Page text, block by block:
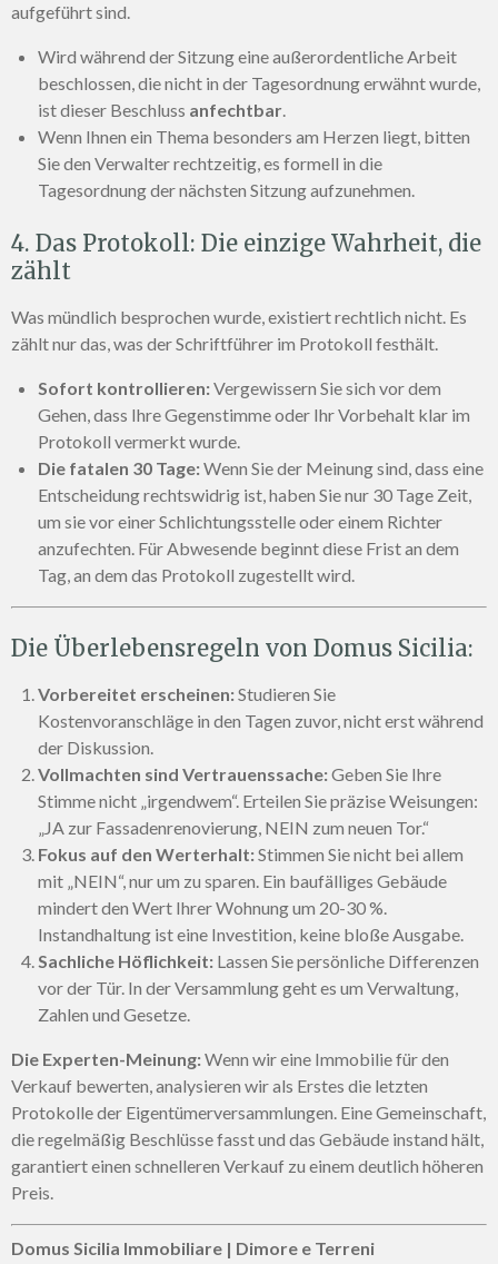
aufgeführt sind.
Wird während der Sitzung eine außerordentliche Arbeit
beschlossen, die nicht in der Tagesordnung erwähnt wurde,
ist dieser Beschluss anfechtbar.
Wenn Ihnen ein Thema besonders am Herzen liegt, bitten
Sie den Verwalter rechtzeitig, es formell in die
Tagesordnung der nächsten Sitzung aufzunehmen.
4. Das Protokoll: Die einzige Wahrheit, die
zählt
Was mündlich besprochen wurde, existiert rechtlich nicht. Es
zählt nur das, was der Schriftführer im Protokoll festhält.
Sofort kontrollieren:Vergewissern Sie sich vor dem
Gehen, dass Ihre Gegenstimme oder Ihr Vorbehalt klar im
Protokoll vermerkt wurde.
Die fatalen 30 Tage:Wenn Sie der Meinung sind, dass eine
Entscheidung rechtswidrig ist, haben Sie nur 30 Tage Zeit,
um sie vor einer Schlichtungsstelle oder einem Richter
anzufechten. Für Abwesende beginnt diese Frist an dem
Tag, an dem das Protokoll zugestellt wird.
Die Überlebensregeln von Domus Sicilia:
Vorbereitet erscheinen:Studieren Sie
Kostenvoranschläge in den Tagen zuvor, nicht erst während
der Diskussion.
Vollmachten sind Vertrauenssache:Geben Sie Ihre
Stimme nicht „irgendwem“. Erteilen Sie präzise Weisungen:
„JA zur Fassadenrenovierung, NEIN zum neuen Tor.“
Fokus auf den Werterhalt:Stimmen Sie nicht bei allem
mit „NEIN“, nur um zu sparen. Ein baufälliges Gebäude
mindert den Wert Ihrer Wohnung um 20-30 %.
Instandhaltung ist eine Investition, keine bloße Ausgabe.
Sachliche Höflichkeit: Lassen Sie persönliche Differenzen
vor der Tür. In der Versammlung geht es um Verwaltung,
Zahlen und Gesetze.
Die Experten-Meinung:Wenn wir eine Immobilie für den
Verkauf bewerten, analysieren wir als Erstes die letzten
Protokolle der Eigentümerversammlungen. Eine Gemeinschaft,
die regelmäßig Beschlüsse fasst und das Gebäude instand hält,
garantiert einen schnelleren Verkauf zu einem deutlich höheren
Preis.
Domus Sicilia Immobiliare | Dimore e Terreni